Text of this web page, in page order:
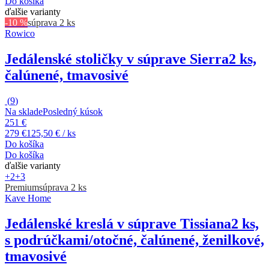
ďalšie varianty
-10 %súprava 2 ks
Rowico
Jedálenské stoličky v súprave Sierra2 ks,
čalúnené, tmavosivé
(9)
Na skladePosledný kúsok
251 €
279 €125,50 € / ks
Do košíka
Do košíka
ďalšie varianty
+2+3
Premiumsúprava 2 ks
Kave Home
Jedálenské kreslá v súprave Tissiana2 ks,
s podrúčkami/otočné, čalúnené, ženilkové,
tmavosivé